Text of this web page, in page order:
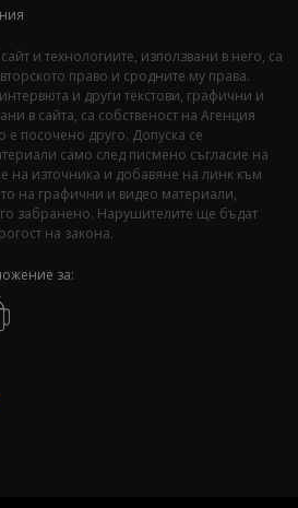
и технологиите, използвани в него, са
право и сродните му права.
и други текстови, графични и
в сайта, са собственост на Агенция
е посочено друго. Допуска се
само след писмено съгласие на
на източника и добавяне на линк към
на графични и видео материали,
забранено. Нарушителите ще бъдат
на закона.
за: